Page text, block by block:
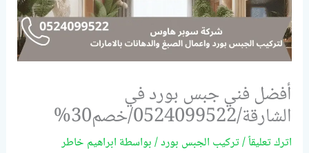
أفضل فني جبس بورد في
الشارقة/0524099522/خصم30%
اترك تعليقاً/تركيب الجبس بورد/ بواسطة ابراهيم خاطر